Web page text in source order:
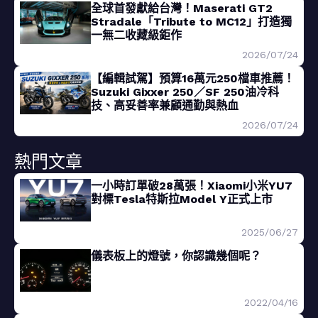
全球首發獻給台灣！Maserati GT2
Stradale「Tribute to MC12」打造獨
一無二收藏級鉅作
2026/07/24
【編輯試駕】預算16萬元250檔車推薦！
Suzuki Gixxer 250／SF 250油冷科
技、高妥善率兼顧通勤與熱血
2026/07/24
熱門文章
一小時訂單破28萬張！Xiaomi小米YU7
對標Tesla特斯拉Model Y正式上市
2025/06/27
儀表板上的燈號，你認識幾個呢？
2022/04/16